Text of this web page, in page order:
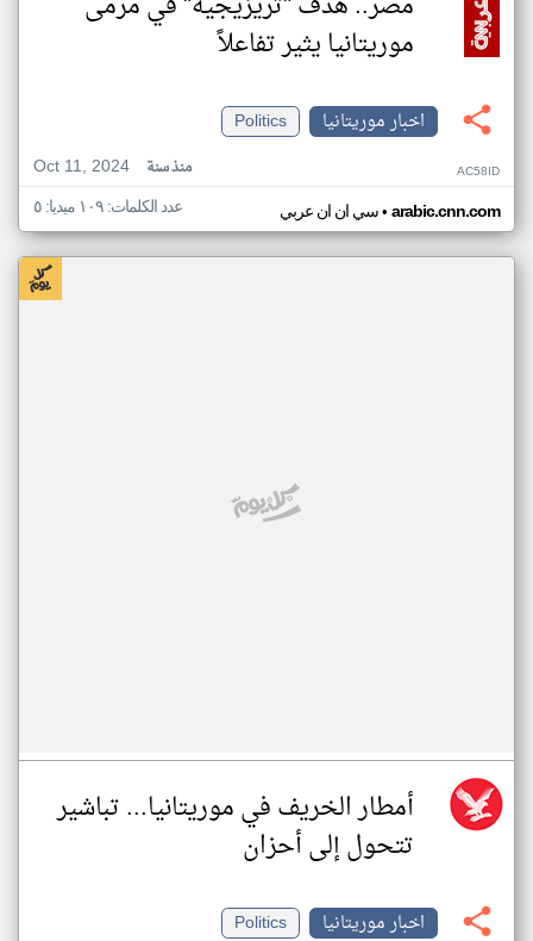
موريتانيا يثير تفاعلاً
اخبار موريتانيا
Politics
Oct 11, 2024
منذ سنة AC58ID
سي ان ان عربي• arabic.cnn.com عدد الكلمات: ١٠٩ ميديا: ٥
أمطار الخريف في موريتانيا... تباشير
تتحول إلى أحزان
اخبار موريتانيا
Politics